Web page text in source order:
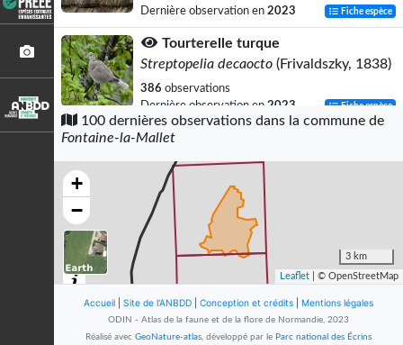
Dernière observation en 2023 Fiche espèce
Tourterelle turque
Streptopelia decaocto (Frivaldszky, 1838)
386 observations
Dernière observation en 2023 Fiche espèce
Accenteur mouchet
Prunella modularis(Linnaeus, 1758)
observations
Dernière observation en
Rougegorge familier
Erithacus rubecula(Linnaeus, 1758)
observations
Mésange charbonnière
100 dernières observations dans la commune de
Fontaine-la-Mallet
+
−
3 km
Leaflet | © OpenStreetMap
Accueil Site de l'ANBDD Conception et crédits Mentions légales
ODIN - Atlas de la faune et de la flore de Normandie, 2023
Réalisé avec GeoNature-atlas, développé par le Parc national des Écrins